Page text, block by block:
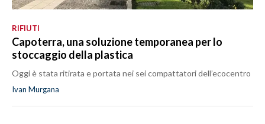
RIFIUTI
Capoterra, una soluzione temporanea per lo
stoccaggio della plastica
Oggi è stata ritirata e portata nei sei compattatori dell’ecocentro
Ivan Murgana